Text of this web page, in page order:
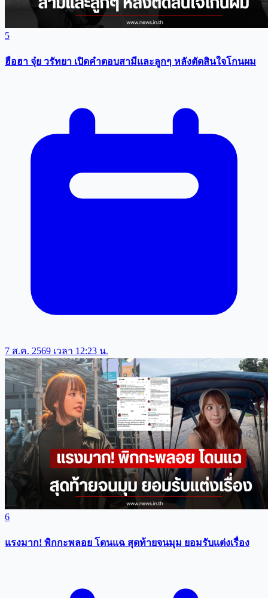
5
ฮือฮา จุ๋ย วรัทยา เปิดคำตอบสามีเเละลูกๆ หลังตัดสินใจโกนผม
7 ส.ค. 2569 เวลา 12:23 น.
6
แรงมาก! พิกกะพลอย โดนแฉ สุดท้ายจนมุม ยอมรับเเต่งเรื่อง